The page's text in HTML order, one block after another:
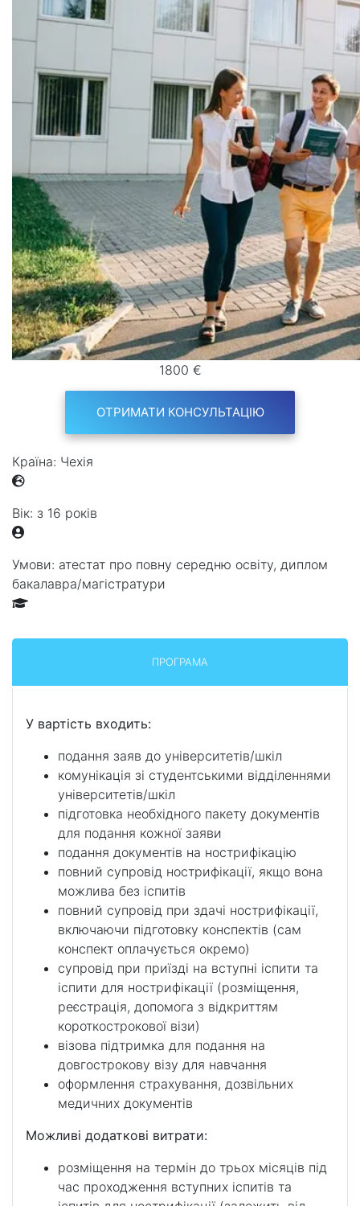
1800 €
ОТРИМАТИ КОНСУЛЬТАЦІЮ
Країна: Чехія
Вік: з 16 років
Умови: атестат про повну середню освіту, диплом
бакалавра/магістратури
ПРОГРАМА
У вартість входить:
подання заяв до університетів/шкіл
комунікація зі студентськими відділеннями
університетів/шкіл
підготовка необхідного пакету документів
для подання кожної заяви
подання документів на нострифікацію
повний супровід нострифікації, якщо вона
можлива без іспитів
повний супровід при здачі нострифікації,
включаючи підготовку конспектів (сам
конспект оплачується окремо)
супровід при приїзді на вступні іспити та
іспити для нострифікації (розміщення,
реєстрація, допомога з відкриттям
короткострокової візи)
візова підтримка для подання на
довгострокову візу для навчання
оформлення страхування, дозвільних
медичних документів
Можливі додаткові витрати:
розміщення на термін до трьох місяців під
час проходження вступних іспитів та